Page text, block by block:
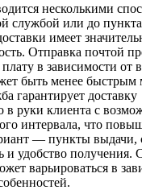
несколькими
службой или до
имеет
Отправка почтой
в зависимости от
быть менее быстрым
гарантирует доставку
в руки клиента с
интервала, что
— пункты выдачи,
и удобство получения.
варьироваться в